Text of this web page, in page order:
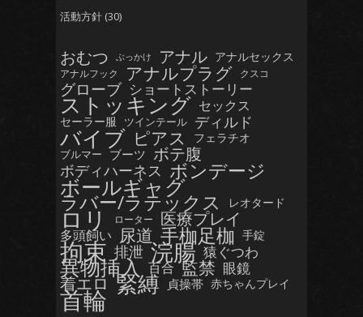
活動方針 (30)
おむつ ぶっかけ アナル アナルセックス
アナルフック アナルプラグ クスコ
グローブ ショートストーリー
ストッキング セックス
セーラー服 ツインテール ディルド
バイブ ピアス フェラチオ
ブルマー ブーツ ボテ腹
ボディハーネス ボンデージ
ボールギャグ
ラバー/ラテックス レオタード
ロリ ローター 医療プレイ
多頭飼い 尿道 手枷足枷 手錠
拘束 排泄 浣腸 猿ぐつわ
異物挿入 百合 監禁 眼鏡
着エロ 緊縛 貞操帯 赤ちゃんプレイ
首輪